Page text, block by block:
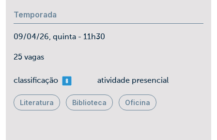
Temporada
09/04/26, quinta - 11h30
25 vagas
classificaçãomais 08 atividade presencial
Literatura Biblioteca Oficina